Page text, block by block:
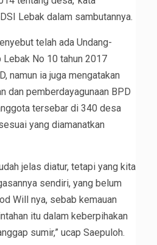
Lebak dalam sambutannya.
telah ada Undang-
Lebak No 10 tahun 2017
namun ia juga mengatakan
dan pemberdayagunaan BPD
tersebar di 340 desa
yang diamanatkan
jelas diatur, tetapi yang kita
sendiri, yang belum
Will nya, sebab kemauan
itu dalam keberpihakan
sumir,” ucap Saepuloh.